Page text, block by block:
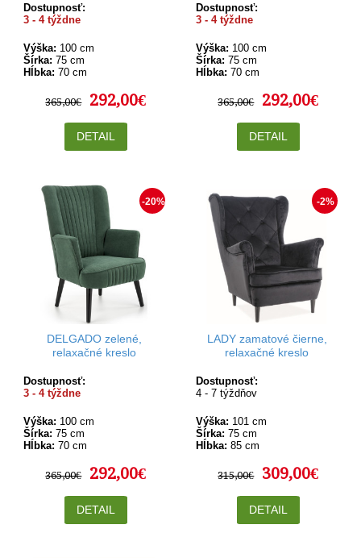
Dostupnosť:
3 - 4 týždne
Výška: 100 cm
Šírka: 75 cm
Hĺbka: 70 cm
365,00€ 292,00€
DETAIL
Dostupnosť:
3 - 4 týždne
Výška: 100 cm
Šírka: 75 cm
Hĺbka: 70 cm
365,00€ 292,00€
DETAIL
-20%
DELGADO zelené,
relaxačné kreslo
Dostupnosť:
3 - 4 týždne
Výška: 100 cm
Šírka: 75 cm
Hĺbka: 70 cm
365,00€ 292,00€
DETAIL
-2%
LADY zamatové čierne,
relaxačné kreslo
Dostupnosť:
4 - 7 týždňov
Výška: 101 cm
Šírka: 75 cm
Hĺbka: 85 cm
315,00€ 309,00€
DETAIL